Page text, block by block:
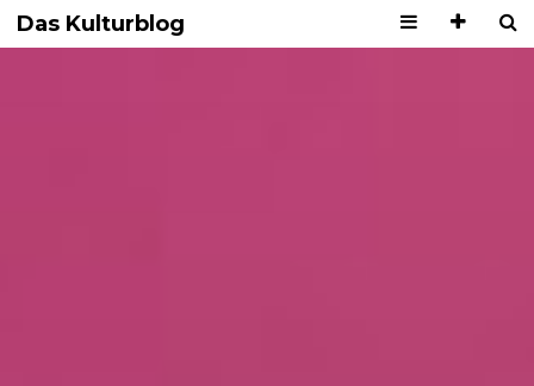
Das Kulturblog